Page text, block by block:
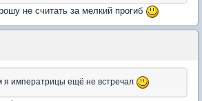
не считать за мелкий прогиб
я императрицы ещё не встречал